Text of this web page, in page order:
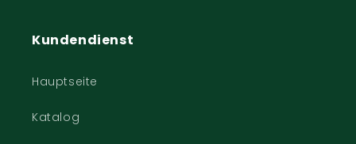
Kundendienst
Hauptseite
Katalog